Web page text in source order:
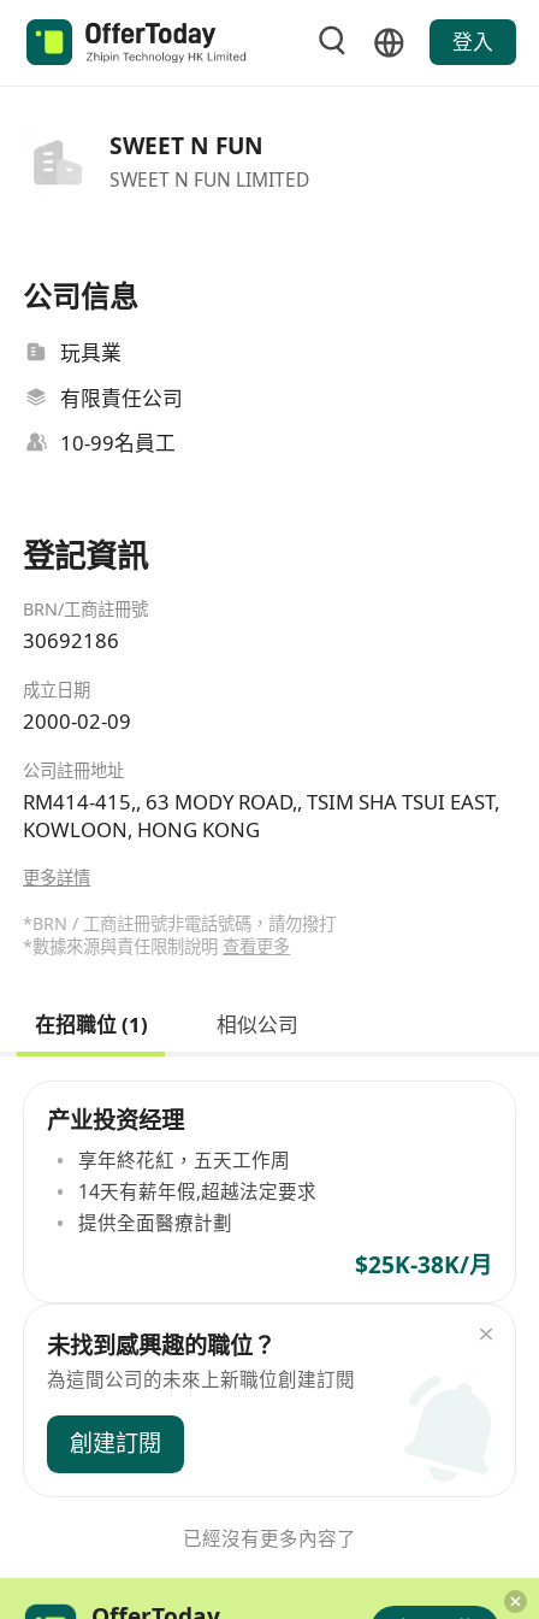
登入
SWEET N FUN
SWEET N FUN LIMITED
公司信息
玩具業
有限責任公司
10-99名員工
登記資訊
BRN/工商註冊號
30692186
成立日期
2000-02-09
公司註冊地址
RM414-415,, 63 MODY ROAD,, TSIM SHA TSUI EAST,
KOWLOON, HONG KONG
更多詳情
*BRN / 工商註冊號非電話號碼，請勿撥打
*數據來源與責任限制說明 查看更多
在招職位 (1) 相似公司
产业投资经理
享年終花紅，五天工作周
14天有薪年假,超越法定要求
提供全面醫療計劃
$25K-38K/月
未找到感興趣的職位？
為這間公司的未來上新職位創建訂閱
創建訂閱
已經沒有更多內容了